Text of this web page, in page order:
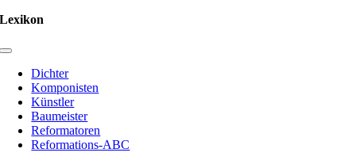
Lexikon
Toggle
Navigation
Dichter
Komponisten
Künstler
Baumeister
Reformatoren
Reformations-ABC